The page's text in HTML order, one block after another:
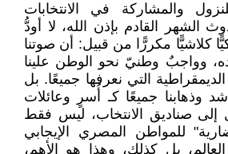
والمشاركة في الانتخابات
الشهر القادم بإذن الله، لا أودُّ
كلاشيًّا مكررًّا من قبيل: أن صوتنا
وواجبٌ وطنيّ نحو الوطن علينا
التي نعرفها جميعًا. بل
وذهابنا جميعًا كـ أُسرٍ وعائلات
إلى صناديق الانتخاب، ليس فقط
للمواطن المصري الإيجابي
بل كذلك، وهذا هو الأهم،